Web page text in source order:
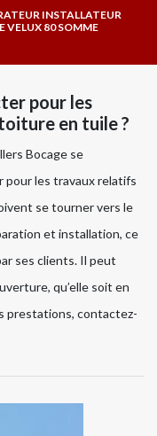
INSTALLATEUR
VELUX 80 SOMME
pour les
en tuile ?
Bocage se
pour les travaux relatifs
se tourner vers le
et installation, ce
ses clients. Il peut
qu’elle soit en
prestations, contactez-